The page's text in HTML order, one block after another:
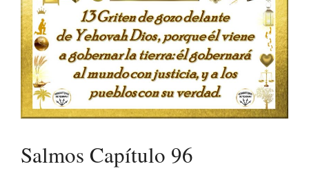
Salmos Capítulo 96